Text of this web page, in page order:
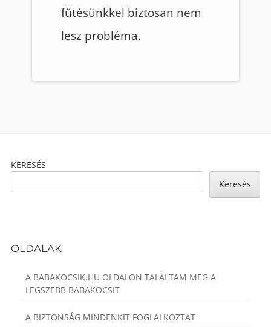
fűtésünkkel biztosan nem
lesz probléma.
Content
KERESÉS
Keresés
OLDALAK
A BABAKOCSIK.HU OLDALON TALÁLTAM MEG A
LEGSZEBB BABAKOCSIT
A BIZTONSÁG MINDENKIT FOGLALKOZTAT